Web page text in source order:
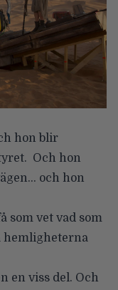
hon blir
Och hon
och hon
som vet vad som
hemligheterna
en viss del. Och